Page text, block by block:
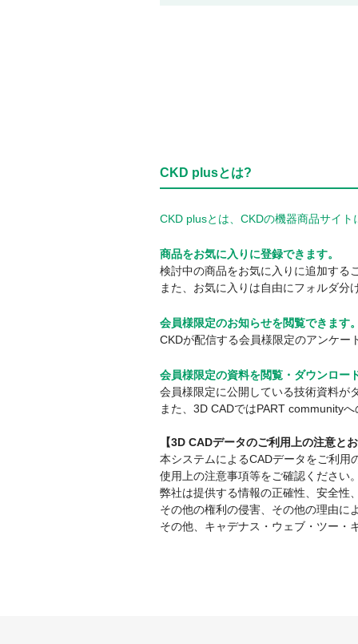
CKD plusとは?
CKD plusとは、CKDの機器商品サイ
商品をお気に入りに登録できます。
検討中の商品をお気に入りに追加する
また、お気に入りは自由にフォルダ
会員様限定のお知らせを閲覧できます
CKDが配信する会員様限定のアンケー
会員様限定の資料を閲覧・ダウンロー
会員様限定に公開している技術資料が
また、3D CADではPART community
【3D CADデータのご利用上の注意と
本システムによるCADデータをご利用
使用上の注意事項等をご確認ください
弊社は提供する情報の正確性、安全性
その他の権利の侵害、その他の理由に
その他、キャデナス・ウェブ・ツー・